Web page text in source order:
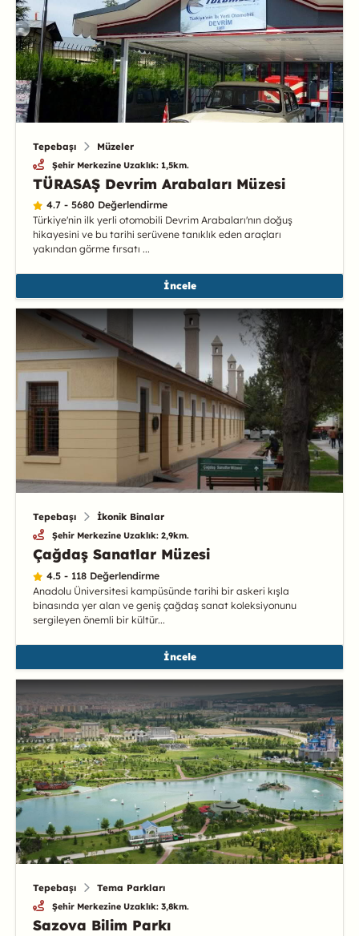
Tepebaşı Müzeler
Şehir Merkezine Uzaklık: 1,5km.
TÜRASAŞ Devrim Arabaları Müzesi
4.7 - 5680 Değerlendirme
Türkiye'nin ilk yerli otomobili Devrim Arabaları'nın doğuş
hikayesini ve bu tarihi serüvene tanıklık eden araçları
yakından görme fırsatı ...
İncele
Tepebaşı İkonik Binalar
Şehir Merkezine Uzaklık: 2,9km.
Çağdaş Sanatlar Müzesi
4.5 - 118 Değerlendirme
Anadolu Üniversitesi kampüsünde tarihi bir askeri kışla
binasında yer alan ve geniş çağdaş sanat koleksiyonunu
sergileyen önemli bir kültür...
İncele
Tepebaşı Tema Parkları
Şehir Merkezine Uzaklık: 3,8km.
Sazova Bilim Parkı